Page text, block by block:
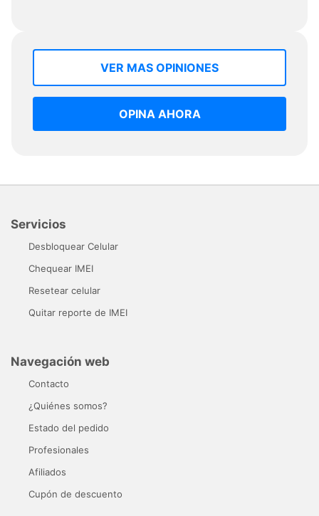
VER MAS OPINIONES
OPINA AHORA
Servicios
Desbloquear Celular
Chequear IMEI
Resetear celular
Quitar reporte de IMEI
Navegación web
Contacto
¿Quiénes somos?
Estado del pedido
Profesionales
Afiliados
Cupón de descuento